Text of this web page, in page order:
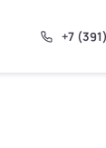
+7